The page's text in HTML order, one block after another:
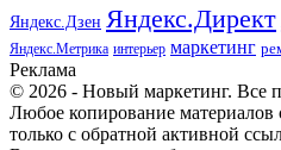
Яндекс.Дзен Яндекс.Директ
Яндекс.Метрика интерьер маркетинг
Реклама
© 2026 - Новый маркетинг. Все
Любое копирование материалов
только с обратной активной